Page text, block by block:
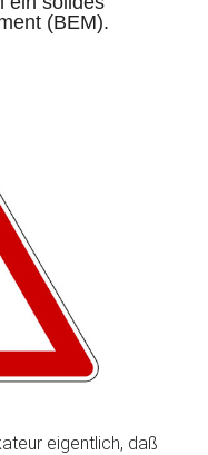
(BEM).
eigentlich, daß